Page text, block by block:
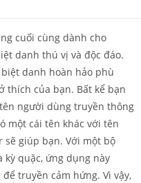
cuối cùng dành cho
danh thú vị và độc đáo.
danh hoàn hảo phù
thích của bạn. Bất kể bạn
người dùng truyền thông
một cái tên khác với tên
giúp bạn. Với một bộ
kỳ quặc, ứng dụng này
truyền cảm hứng. Vì vậy,